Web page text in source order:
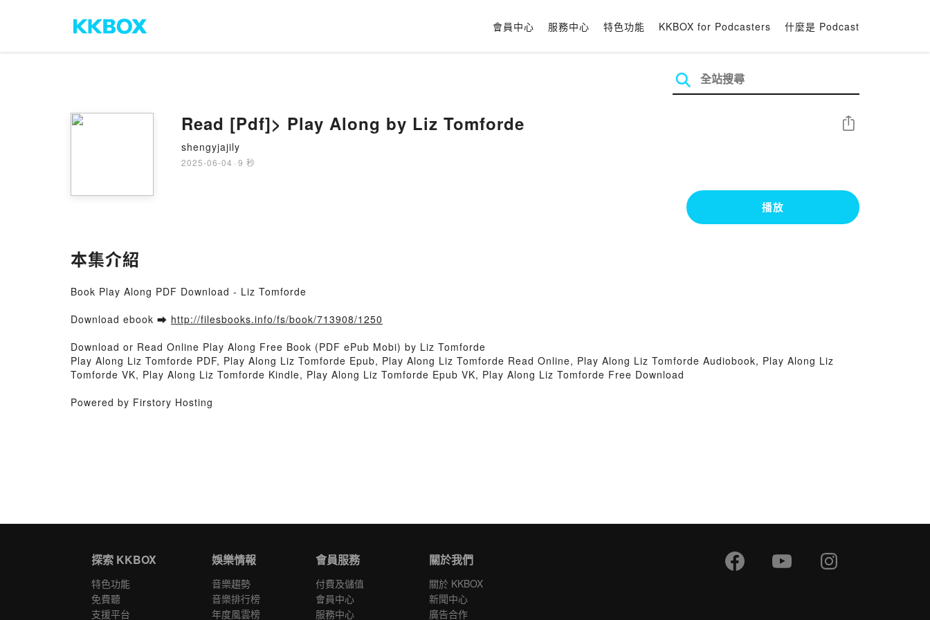
會員中心 服務中心 特色功能 KKBOX for Podcasters 什麼是 Podcast
Read [Pdf]> Play Along by Liz Tomforde
shengyjajily
2025-06-04 · 9 秒
分享
播放
本集介紹
Book Play Along PDF Download - Liz Tomforde
Download ebook ➡ http://filesbooks.info/fs/book/713908/1250
Download or Read Online Play Along Free Book (PDF ePub Mobi) by Liz Tomforde
Play Along Liz Tomforde PDF, Play Along Liz Tomforde Epub, Play Along Liz Tomforde Read Online, Play Along Liz Tomforde Audiobook, Play Along Liz
Tomforde VK, Play Along Liz Tomforde Kindle, Play Along Liz Tomforde Epub VK, Play Along Liz Tomforde Free Download
Powered by Firstory Hosting
探索 KKBOX
特色功能
免費聽
支援平台
娛樂情報
音樂趨勢
音樂排行榜
年度風雲榜
會員服務
付費及儲值
會員中心
服務中心
關於我們
關於 KKBOX
新聞中心
廣告合作